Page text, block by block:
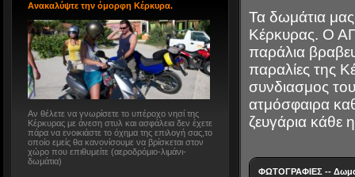
Ανακαλύψτε την όμορφη Κέρκυρα.
Αν θέλετε να γνωρίσετε το υπέροχο νησί της
Κέρκυρας με άνεση στυλ και ασφάλεια δεν έχετε
πάρα να ενοικιάστε το όχημα της επιλογή σας,το
οποίο εμείς θα κανονίσουμε να βρίσκεται στον
χώρο που επιθυμείτε (αεροδρόμιο-λιμάνι-
δωμάτια)
Τα δωμάτια
Κέρκυρας. Ο
παράλια
παραλίες της
συνδιασμος
ατμόσφαιρα
ζευγάρια κάθε
ΦΩΤΟΓΡΑΦΙΕΣ --